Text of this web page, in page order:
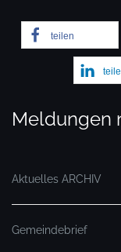
teilen
Meldungen
Aktuelles ARCHIV
Gemeindebrief